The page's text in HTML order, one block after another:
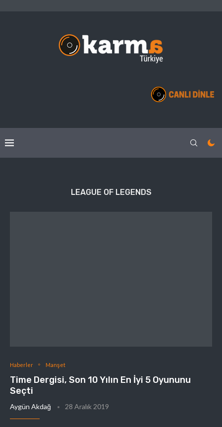
LEAGUE OF LEGENDS
Haberler Manşet
Time Dergisi, Son 10 Yılın En İyi 5 Oyununu
Seçti
Aygün Akdağ 28 Aralık 2019